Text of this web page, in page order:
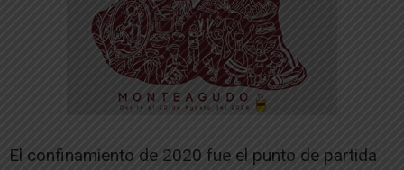
El confinamiento de 2020 fue el punto de partida